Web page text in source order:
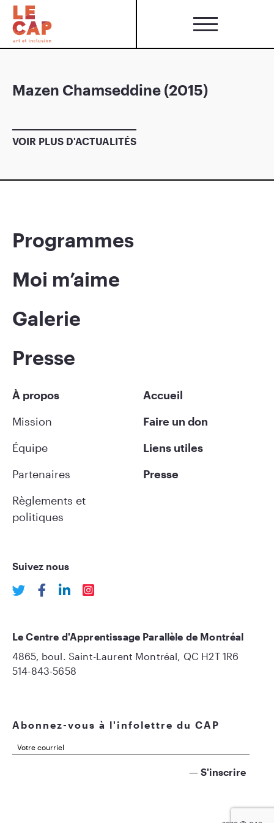
Mazen Chamseddine (2015)
VOIR PLUS D'ACTUALITÉS
Programmes
Moi m’aime
Galerie
Presse
À propos
Mission
Équipe
Partenaires
Règlements et
politiques
Accueil
Faire un don
Liens utiles
Presse
Suivez nous
Abonnez-vous à l'infolettre du CAP
Le Centre d'Apprentissage Parallèle de Montréal
4865, boul. Saint-Laurent Montréal, QC H2T 1R6
514-843-5658